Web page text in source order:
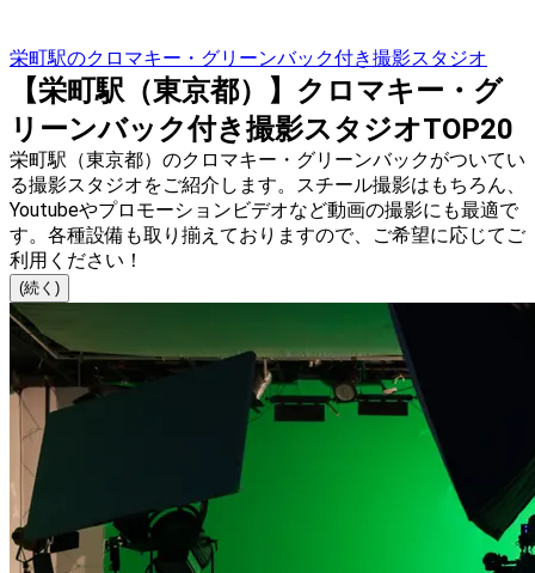
栄町駅のクロマキー・グリーンバック付き撮影スタジオ
【栄町駅（東京都）】クロマキー・グ
リーンバック付き撮影スタジオTOP20
栄町駅（東京都）のクロマキー・グリーンバックがついてい
る撮影スタジオをご紹介します。スチール撮影はもちろん、
Youtubeやプロモーションビデオなど動画の撮影にも最適で
す。各種設備も取り揃えておりますので、ご希望に応じてご
利用ください！
(続く)